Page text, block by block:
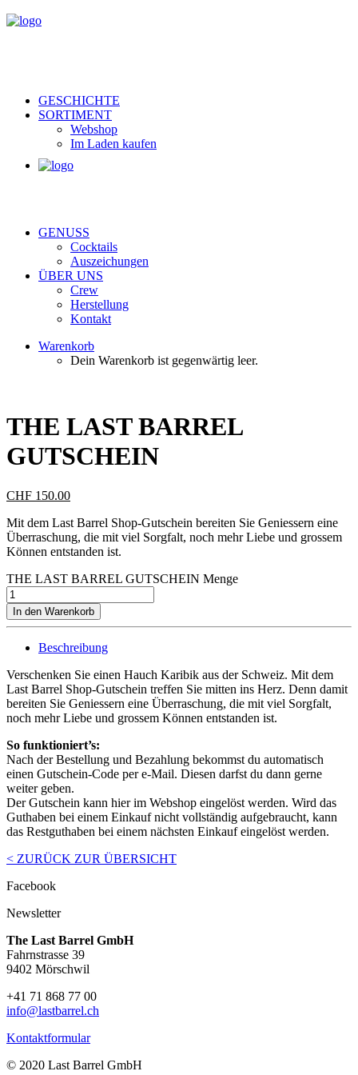
GESCHICHTE
SORTIMENT
Webshop
Im Laden kaufen
GENUSS
Cocktails
Auszeichungen
ÜBER UNS
Crew
Herstellung
Kontakt
Warenkorb
Dein Warenkorb ist gegenwärtig leer.
THE LAST BARREL
GUTSCHEIN
CHF 150.00
Mit dem Last Barrel Shop-Gutschein bereiten Sie Geniessern eine
Überraschung, die mit viel Sorgfalt, noch mehr Liebe und grossem
Können entstanden ist.
THE LAST BARREL GUTSCHEIN Menge
In den Warenkorb
Beschreibung
Verschenken Sie einen Hauch Karibik aus der Schweiz. Mit dem
Last Barrel Shop-Gutschein treffen Sie mitten ins Herz. Denn damit
bereiten Sie Geniessern eine Überraschung, die mit viel Sorgfalt,
noch mehr Liebe und grossem Können entstanden ist.
So funktioniert’s:
Nach der Bestellung und Bezahlung bekommst du automatisch
einen Gutschein-Code per e-Mail. Diesen darfst du dann gerne
weiter geben.
Der Gutschein kann hier im Webshop eingelöst werden. Wird das
Guthaben bei einem Einkauf nicht vollständig aufgebraucht, kann
das Restguthaben bei einem nächsten Einkauf eingelöst werden.
< ZURÜCK ZUR ÜBERSICHT
Facebook
Newsletter
The Last Barrel GmbH
Fahrnstrasse 39
9402 Mörschwil
+41 71 868 77 00
info@lastbarrel.ch
Kontaktformular
© 2020 Last Barrel GmbH